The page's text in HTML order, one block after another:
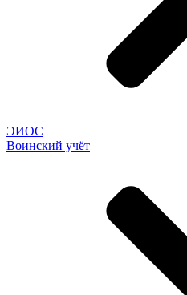
ЭИОС
Воинский учёт